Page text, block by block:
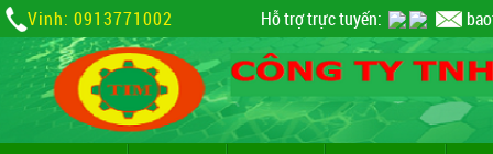
Vinh: 0913771002 Hỗ trợ trực tuyến: